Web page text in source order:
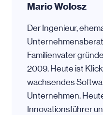
Mario Wolosz
Der Ingenieur,
Familienvater
2009. Heute ist
wachsendes
Unternehmen.
Innovationsführer